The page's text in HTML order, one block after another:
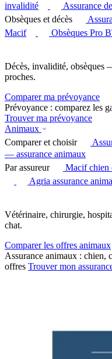
invalidité
Assurance
Obsèques et décès
Macif
Obsèques Pro
Décès, invalidité, obsèques
proches.
Comparer ma prévoyance
Prévoyance : comparez les
Trouver ma prévoyance
Animaux
Comparer et choisir
— assurance animaux
Par assureur
Macif chien
Agria assurance
Vétérinaire, chirurgie,
chat.
Comparer les offres animaux
Assurance animaux :
offres Trouver mon